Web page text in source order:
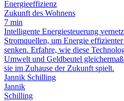
Energieeffizienz
Zukunft des Wohnens
7 min
Intelligente Energiesteuerung
Stromquellen, um Energie
senken. Erfahre, wie diese
Umwelt und Geldbeutel
sie im Zuhause der Zukunft spielt.
Jannik Schilling
Jannik
Schilling